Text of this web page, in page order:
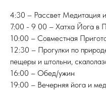
4:30 – Рассвет Медитация
7:00 - 9 00 – Хатха Йога в
10:00 – Совместная
12:30 – Прогулки по
пещеры и штольни,
16:00 – Обед/ужин
19:00 – Вечерняя йога и